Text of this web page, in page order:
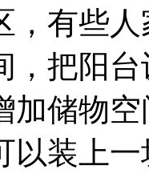
，有些
，把阳
加储物
以装上